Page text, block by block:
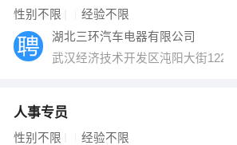
性别不限 经验不限
湖北三环汽车电器有限公司
武汉经济技术开发区沌阳大街122号
人事专员
性别不限 经验不限